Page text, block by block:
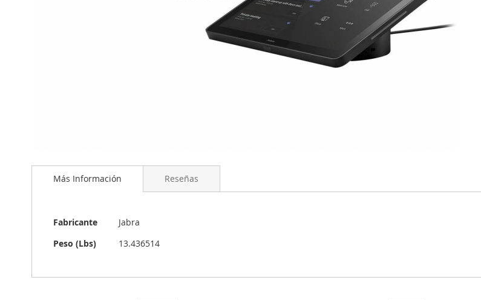
al
comienzo
imágenes
Más Información
Más
Fabricante
Jabra
Peso (Lbs)
13.436514
Reseñas